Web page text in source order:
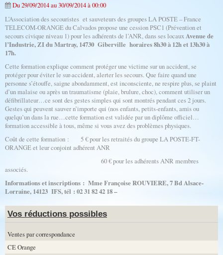
Du 29/09/2014au 30/09/2014à 00:00
L’Association des secouristes et sauveteurs des groupes LA POSTE – France
TELECOM-ORANGE du Calvados propose une cession PSC1 (Prévention et
secours civique niveau 1) pour les adhérents de l’ANR, dans ses locauxAvenue de
l’Industrie, ZI du Martray, 14730 Giberville horaires 8h30 à 12h et 13h30 à
17h.
Cette formation explique comment protéger une victime sur un accident, se
protéger pour éviter le sur-accident, alerter les secours. Que faire quand une
personne s’étouffe, saigne abondamment, est inconsciente, ne respire plus, se plaint
d’un malaise ou après un traumatisme (plaie, brulure, choc), comment utiliser un
défibrillateur…ce sont des gestes simples qui sont montrés pendant ces 2 jours.
Gestes qui peuvent sauver n’importe qui (nos enfants, petits-enfants, amis ou
quelqu’un dans la rue…cette formation est validée par un diplôme officiel…
formation accessible à tous, même si vous avez des problèmes physiques.
Coût de cette formation : 5 € pour les retraités du groupe LA POSTE-FT-
ORANGE et leur conjoint adhérent ANR
60 € pour les adhérents ANR membres
associés.
Informations et inscriptions : Mme Françoise ROUVIERE, 7 Bd Alsace-
Lorraine, 14123 IFS, tél : 02 31 82 42 18–
Vos réductions possibles
Ventes par correspondance
CE Orange